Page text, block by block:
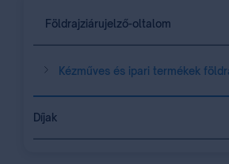
Földrajziárujelző-oltalom
Kézműves és ipari termékek
Díjak